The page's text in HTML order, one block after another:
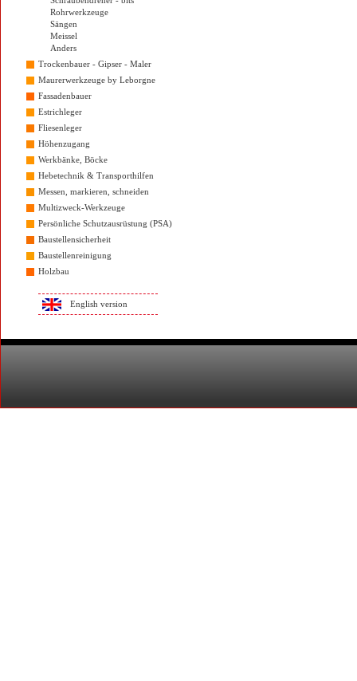
Rohrwerkzeuge
Sängen
Meissel
Anders
Trockenbauer - Gipser - Maler
Maurerwerkzeuge by Leborgne
Fassadenbauer
Estrichleger
Fliesenleger
Höhenzugang
Werkbänke, Böcke
Hebetechnik & Transporthilfen
Messen, markieren, schneiden
Multizweck-Werkzeuge
Persönliche Schutzausrüstung (PSA)
Baustellensicherheit
Baustellenreinigung
Holzbau
English version